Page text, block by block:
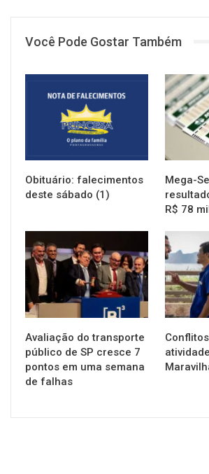
Você Pode Gostar Também
Obituário: falecimentos
deste sábado (1)
NOTÍCIAS
Mega-
R$ 78
NOTÍCIAS
Avaliação do transporte
público de SP cresce 7
pontos em uma semana
de falhas
NOTÍCIAS